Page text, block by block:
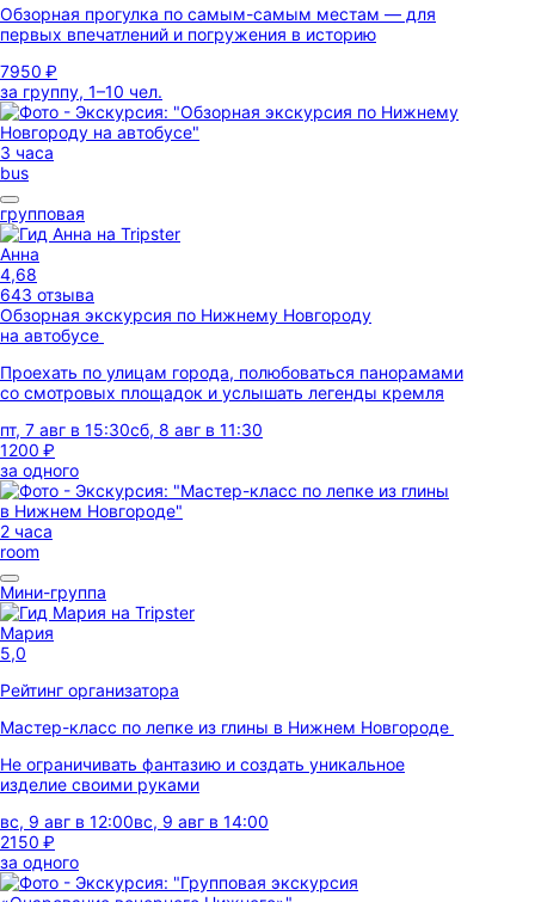
Обзорная прогулка по самым-самым местам — для
первых впечатлений и погружения в историю
7950 ₽
за группу, 1–10 чел.
3 часа
bus
групповая
Анна
4,68
643 отзыва
Обзорная экскурсия по Нижнему Новгороду
на автобусе
Проехать по улицам города, полюбоваться панорамами
со смотровых площадок и услышать легенды кремля
пт, 7 авг в 15:30сб, 8 авг в 11:30
1200 ₽
за одного
2 часа
room
Мини-группа
Мария
5,0
Рейтинг организатора
Мастер-класс по лепке из глины в Нижнем Новгороде
Не ограничивать фантазию и создать уникальное
изделие своими руками
вс, 9 авг в 12:00вс, 9 авг в 14:00
2150 ₽
за одного